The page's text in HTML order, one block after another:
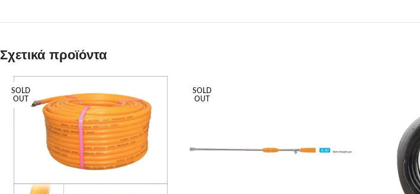
Σχετικά προϊόντα
SOLD
OUT
SOLD
OUT